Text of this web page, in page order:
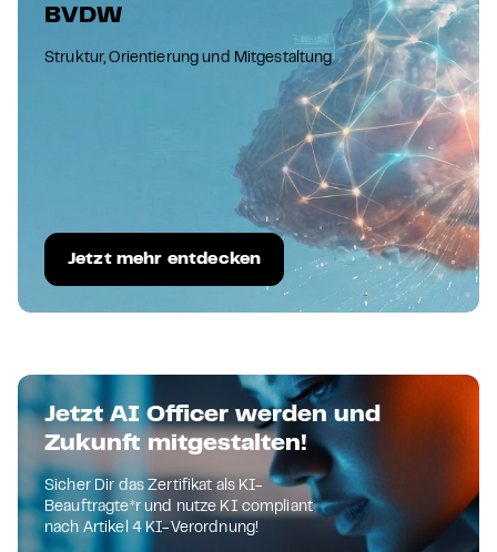
BVDW
Struktur, Orientierung und Mitgestaltung
Jetzt mehr entdecken
Jetzt AI Officer werden und
Zukunft mitgestalten!
Sicher Dir das Zertifikat als KI-
Beauftragte*r und nutze KI compliant
nach Artikel 4 KI-Verordnung!